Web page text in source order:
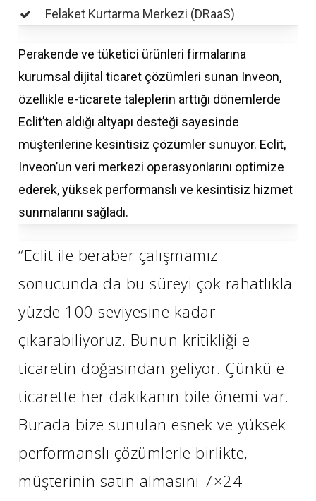
Felaket Kurtarma Merkezi (DRaaS)
Perakende ve tüketici ürünleri firmalarına
kurumsal dijital ticaret çözümleri sunan Inveon,
özellikle e-ticarete taleplerin arttığı dönemlerde
Eclit’ten aldığı altyapı desteği sayesinde
müşterilerine kesintisiz çözümler sunuyor. Eclit,
Inveon’un veri merkezi operasyonlarını optimize
ederek, yüksek performanslı ve kesintisiz hizmet
sunmalarını sağladı.
“Eclit ile beraber çalışmamız
sonucunda da bu süreyi çok rahatlıkla
yüzde 100 seviyesine kadar
çıkarabiliyoruz. Bunun kritikliği e-
ticaretin doğasından geliyor. Çünkü e-
ticarette her dakikanın bile önemi var.
Burada bize sunulan esnek ve yüksek
performanslı çözümlerle birlikte,
müşterinin satın almasını 7×24